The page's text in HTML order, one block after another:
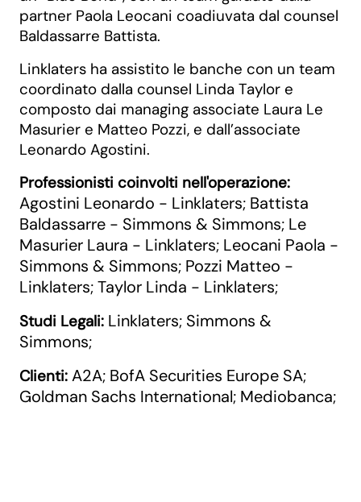
partner Paola Leocani coadiuvata dal counsel
Baldassarre Battista.
Linklaters ha assistito le banche con un team
coordinato dalla counsel Linda Taylor e
composto dai managing associate Laura Le
Masurier e Matteo Pozzi, e dall’associate
Leonardo Agostini.
Professionisti coinvolti nell'operazione:
Agostini Leonardo - Linklaters; Battista
Baldassarre - Simmons & Simmons; Le
Masurier Laura - Linklaters; Leocani Paola -
Simmons & Simmons; Pozzi Matteo -
Linklaters; Taylor Linda - Linklaters;
Studi Legali: Linklaters; Simmons &
Simmons;
Clienti: A2A; BofA Securities Europe SA;
Goldman Sachs International; Mediobanca;